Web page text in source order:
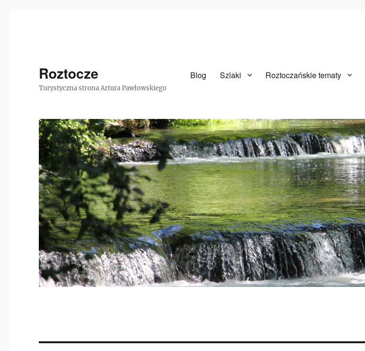
Roztocze
Turystyczna strona Artura Pawłowskiego
Blog Szlaki Roztoczańskie tematy